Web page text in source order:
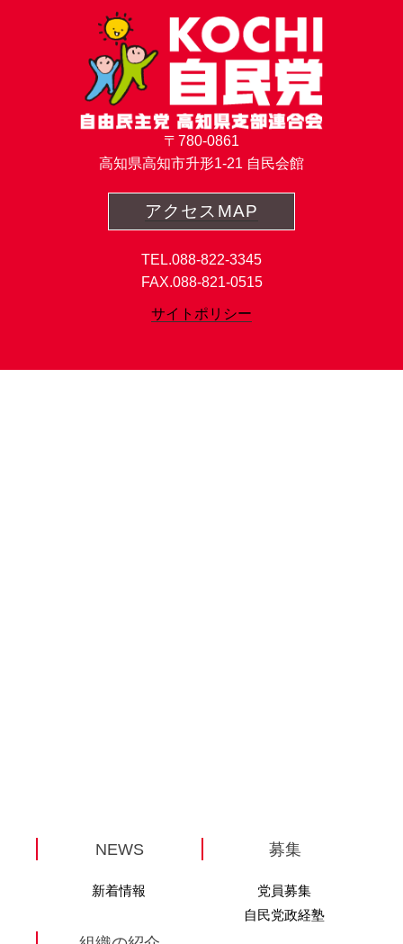
〒780-0861
高知県高知市升形1-21 自民会館
アクセスMAP
TEL.088-822-3345
FAX.088-821-0515
サイトポリシー
NEWS
新着情報
募集
党員募集
自民党政経塾